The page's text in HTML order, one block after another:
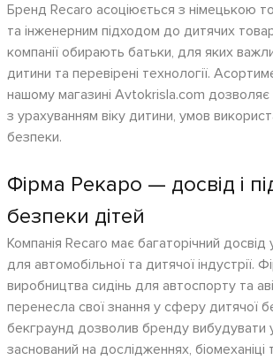
Бренд Recaro асоціюється з німецькою
та інженерним підходом до дитячих
компанії обирають батьки, для яких
дитини та перевірені технології.
нашому магазині Avtokrisla.com дозволяє
з урахуванням віку дитини, умов
безпеки.
Фірма Рекаро — досвід і
безпеки дітей
Компанія Recaro має багаторічний досвід
для автомобільної та дитячої індустрії.
виробництва сидінь для автоспорту та
перенесла свої знання у сферу дитячої
бекграунд дозволив бренду вибудувати
заснований на дослідженнях,